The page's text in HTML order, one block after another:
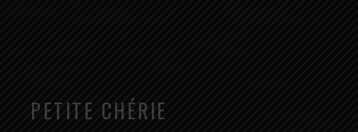
PETITE CHÉRIE